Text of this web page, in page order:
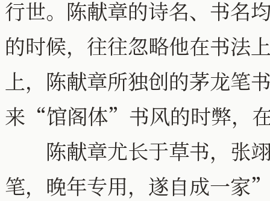
行世。陈献章的诗名、书名
的时候，往往忽略他在书法
上，陈献章所独创的茅龙笔
来“馆阁体”书风的时弊，
陈献章尤长于草书，张
笔，晚年专用，遂自成一